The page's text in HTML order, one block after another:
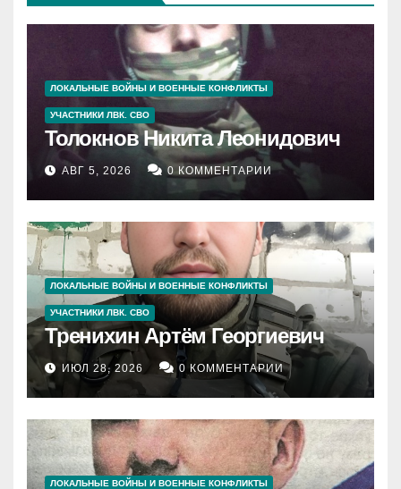
ЛОКАЛЬНЫЕ ВОЙНЫ И ВОЕННЫЕ КОНФЛИКТЫ
УЧАСТНИКИ ЛВК. СВО
Толокнов Никита Леонидович
АВГ 5, 2026 0 КОММЕНТАРИИ
ЛОКАЛЬНЫЕ ВОЙНЫ И ВОЕННЫЕ КОНФЛИКТЫ
УЧАСТНИКИ ЛВК. СВО
Тренихин Артём Георгиевич
ИЮЛ 28, 2026 0 КОММЕНТАРИИ
ЛОКАЛЬНЫЕ ВОЙНЫ И ВОЕННЫЕ КОНФЛИКТЫ